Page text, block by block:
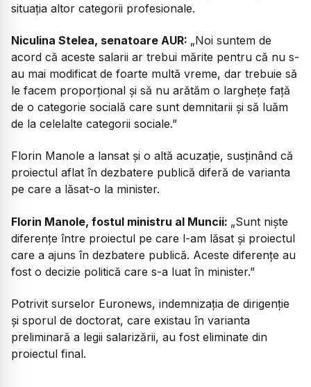
situația altor categorii profesionale.
Niculina Stelea, senatoare AUR: „Noi suntem de
acord că aceste salarii ar trebui mărite pentru că nu s-
au mai modificat de foarte multă vreme, dar trebuie să
le facem proporțional și să nu arătăm o larghețe față
de o categorie socială care sunt demnitarii și să luăm
de la celelalte categorii sociale.”
Florin Manole a lansat și o altă acuzație, susținând că
proiectul aflat în dezbatere publică diferă de varianta
pe care a lăsat-o la minister.
Florin Manole, fostul ministru al Muncii: „Sunt nişte
diferenţe între proiectul pe care l-am lăsat şi proiectul
care a ajuns în dezbatere publică. Aceste diferenţe au
fost o decizie politică care s-a luat în minister.”
Potrivit surselor Euronews, indemnizația de dirigenție
și sporul de doctorat, care existau în varianta
preliminară a legii salarizării, au fost eliminate din
proiectul final.